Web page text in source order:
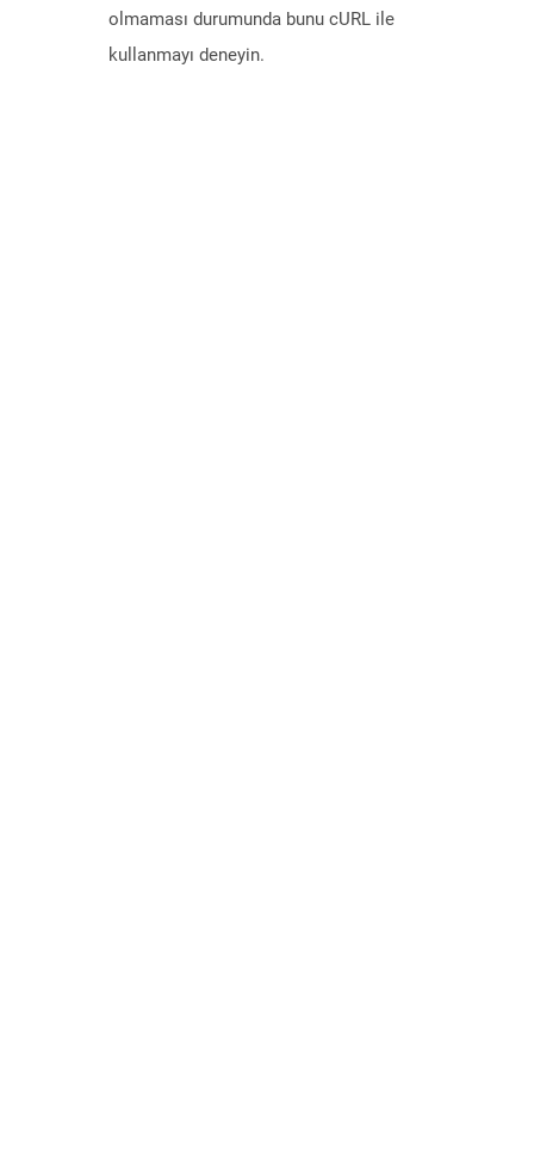
olmaması durumunda bunu cURL ile
kullanmayı deneyin.